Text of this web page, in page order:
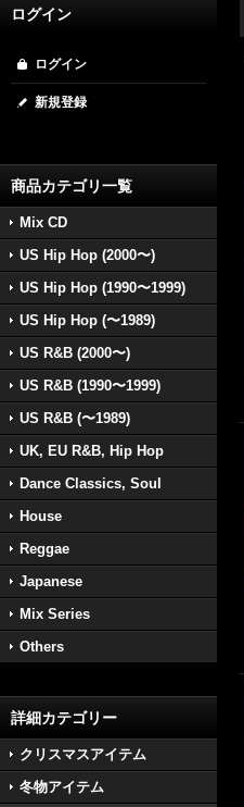
ログイン
ログイン
新規登録
商品カテゴリ一覧
Mix CD
US Hip Hop (2000〜)
US Hip Hop (1990〜1999)
US Hip Hop (〜1989)
US R&B (2000〜)
US R&B (1990〜1999)
US R&B (〜1989)
UK, EU R&B, Hip Hop
Dance Classics, Soul
House
Reggae
Japanese
Mix Series
Others
詳細カテゴリー
クリスマスアイテム
冬物アイテム